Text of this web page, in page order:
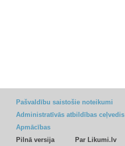
Pašvaldību saistošie noteikumi
Administratīvās atbildības ceļvedis
Apmācības
Pilnā versija
Par Likumi.lv